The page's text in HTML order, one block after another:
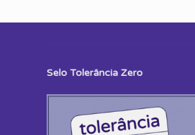
Selo Tolerância Zero